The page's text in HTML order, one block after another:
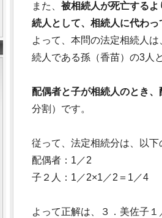
また、 被相続人が死亡する
続人として、相続人に代わっ
よって、本問の法定相続人
続人である孫（香苗）の3人
配偶者と子が相続人のとき
分割）です。
従って、法定相続分は、以下
配偶者：1／2
子２人：1／2×1／2＝1／4
よって正解は、３．美佐子